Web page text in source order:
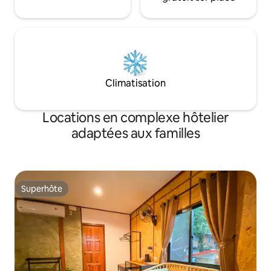
Climatisation
Locations en complexe hôtelier
adaptées aux familles
Superhôte
Superhôte